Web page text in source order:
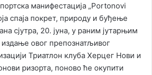
манифестација „Portonovi
спаја покрет, природу и буђење
сјутра, 20. јуна, у раним јутарњим
овог препознатљивог
Триатлон клуба Херцег Нови и
ризорта, поново ће окупити